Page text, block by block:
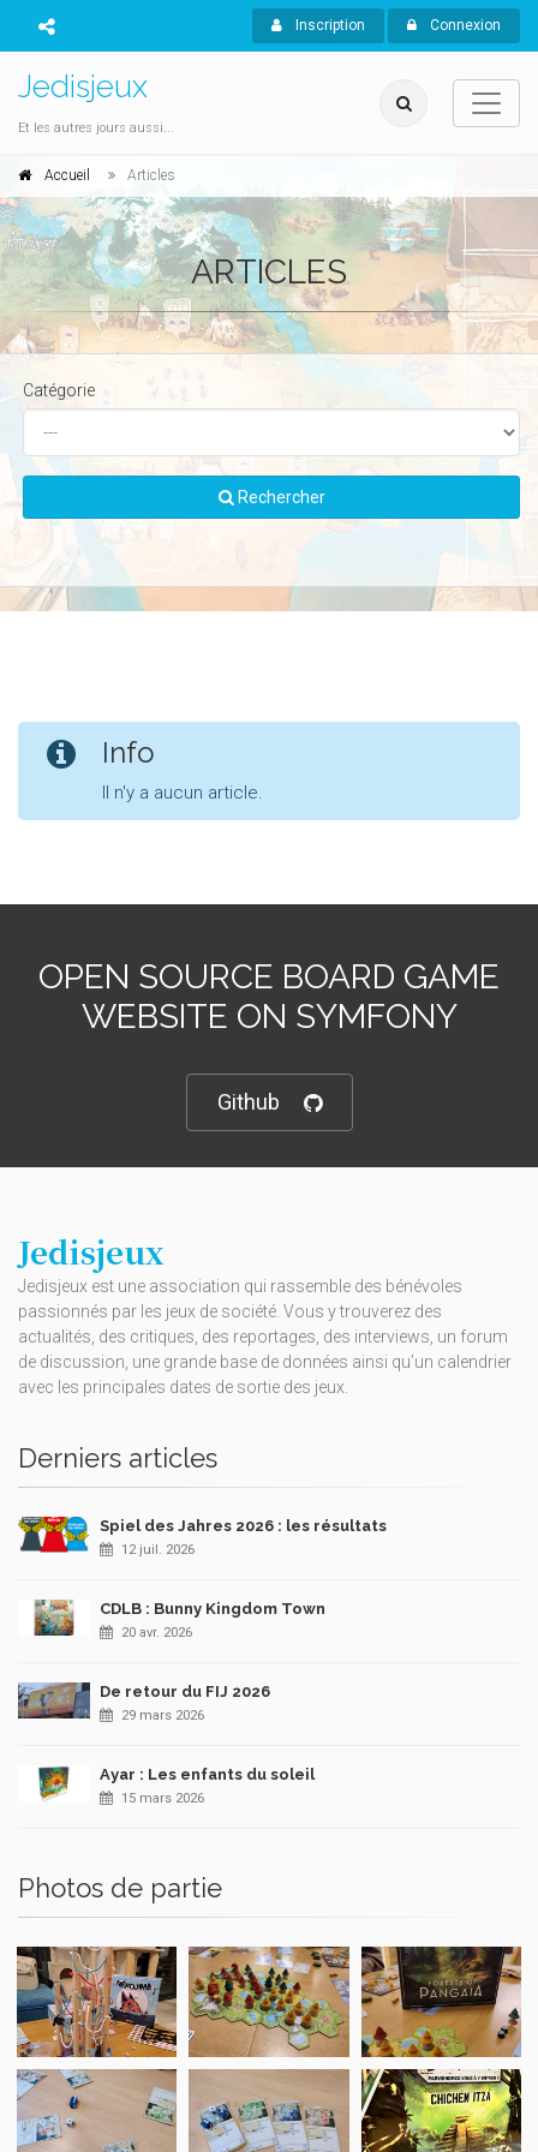
Inscription Connexion
Jedisjeux
Et les autres jours aussi...
Accueil Articles
ARTICLES
Catégorie
Rechercher
Info
Il n'y a aucun article.
OPEN SOURCE BOARD GAME
WEBSITE ON SYMFONY
Github
Jedisjeux
Jedisjeux est une association qui rassemble des bénévoles
passionnés par les jeux de société. Vous y trouverez des
actualités, des critiques, des reportages, des interviews, un forum
de discussion, une grande base de données ainsi qu’un calendrier
avec les principales dates de sortie des jeux.
Derniers articles
Spiel des Jahres 2026 : les résultats
12 juil. 2026
CDLB : Bunny Kingdom Town
20 avr. 2026
De retour du FIJ 2026
29 mars 2026
Ayar : Les enfants du soleil
15 mars 2026
Photos de partie